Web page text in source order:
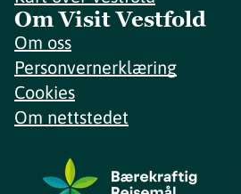
Om Visit Vestfold
Om oss
Personvernerklæring
Cookies
Om nettstedet